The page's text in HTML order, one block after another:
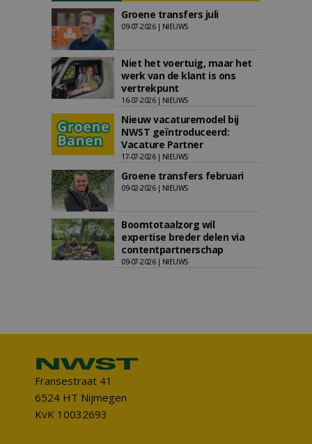
Groene transfers juli
09-07-2026 | NIEUWS
Niet het voertuig, maar het
werk van de klant is ons
vertrekpunt
16-07-2026 | NIEUWS
Nieuw vacaturemodel bij
NWST geïntroduceerd:
Vacature Partner
17-07-2026 | NIEUWS
Groene transfers februari
09-02-2026 | NIEUWS
Boomtotaalzorg wil
expertise breder delen via
contentpartnerschap
09-07-2026 | NIEUWS
Fransestraat 41
6524 HT Nijmegen
KvK 10032693